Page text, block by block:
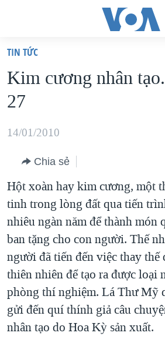
truy
cập
Tới
dung
chính
điều
hướng
chính
Đi
tới
"Tìm"
VIỆT NAM
HOA KỲ
BIỂN ĐÔNG
BLOG
DIỄN ĐÀN
MỤC
TỰ DO BÁO CHÍ
VẠCH TRẦN TIN GIẢ
NGƯỜI VIỆT HẢI NGOẠI
ĐỜI SỐNG
KINH TẾ
CHUYÊN ĐỀ
CHIẾN TRANH THƯƠNG MẠI CỦA
HÀNH TRÌNH BẦU CỬ 2024
MỘT NĂM CHIẾN TRANH TẠI DẢI
GIẢI MÃ VÀNH ĐAI & CON ĐƯỜNG
HỌC TIẾNG ANH
VIDEO
NGHE
MẠNG XÃ HỘI
TIN TỨC
Kim cương nhân
27
14/01/2010
Chia sẻ
Hột xoàn hay kim cương, một
tinh trong lòng đất qua tiến
nhiêu ngàn năm để thành món
ban tặng cho con người. Thế
người đã tiến đến việc thay thế
thiên nhiên để tạo ra được loại
phòng thí nghiệm. Lá Thư Mỹ
gửi đến quí thính giả câu
nhân tạo do Hoa Kỳ sản xuất.